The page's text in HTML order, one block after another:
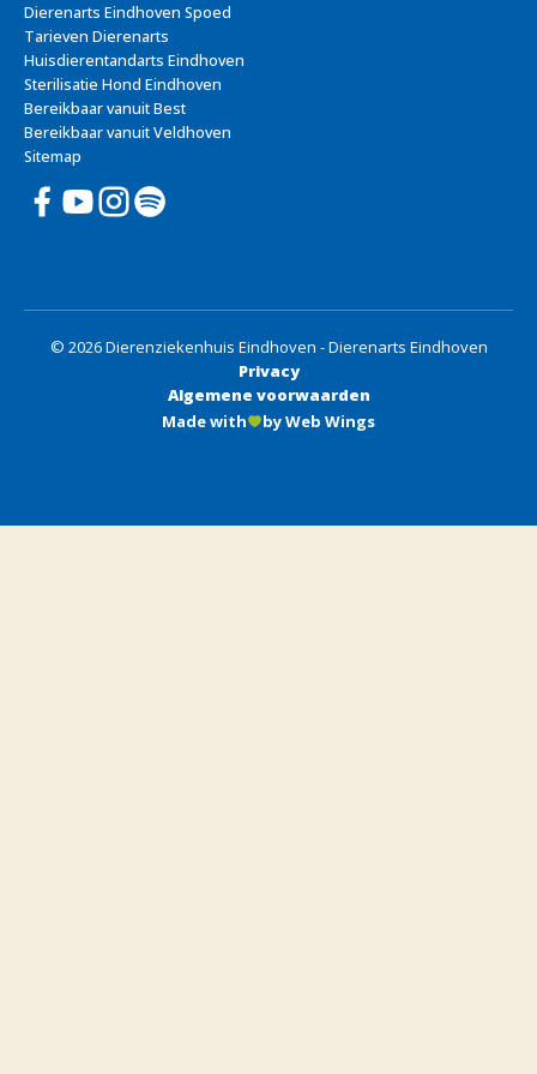
Dierenarts Eindhoven Spoed
Tarieven Dierenarts
Huisdierentandarts Eindhoven
Sterilisatie Hond Eindhoven
Bereikbaar vanuit Best
Bereikbaar vanuit Veldhoven
Sitemap
© 2026 Dierenziekenhuis Eindhoven - Dierenarts Eindhoven
Privacy
Algemene voorwaarden
Made with
by Web Wings